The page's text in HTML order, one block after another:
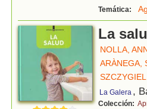
Temática:
La
NOLLA,
ARÀNEGA,
La Galera ,
Colección: